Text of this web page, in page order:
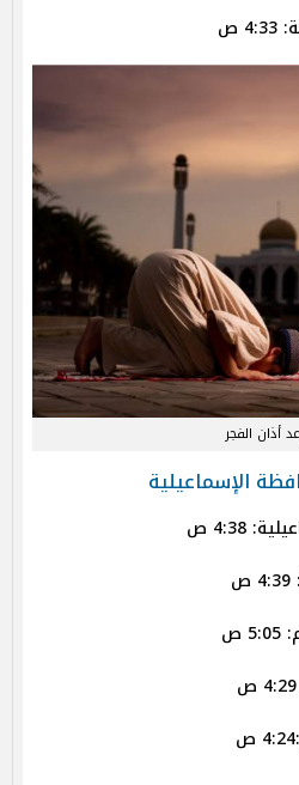
ص
أذان الفجر
الإسماعيلية
4:38 ص